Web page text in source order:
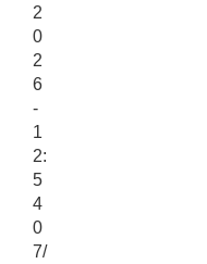
2
0
2
6
-
1
2:
5
4
0
7/